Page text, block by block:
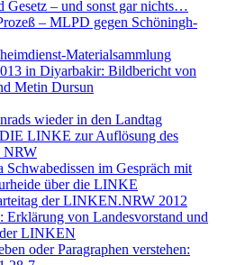
Gesetz – und sonst gar nichts…
– MLPD gegen Schöningh-
Materialsammlung
in Diyarbakir: Bildbericht von
Metin Dursun
wieder in den Landtag
LINKE zur Auflösung des
NRW
Schwabedissen im Gespräch mit
über die LINKE
der LINKEN.NRW 2012
Erklärung von Landesvorstand und
LINKEN
oder Paragraphen verstehen: